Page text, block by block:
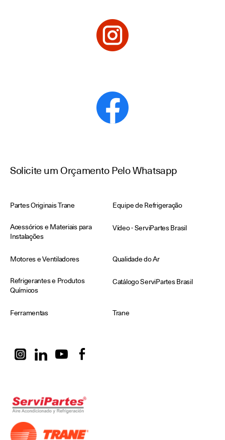
Solicite um Orçamento Pelo Whatsapp
Partes Originais Trane Equipe de Refrigeração
Acessórios e Materiais para
Instalações
Vídeo - ServiPartes Brasil
Motores e Ventiladores Qualidade do Ar
Refrigerantes e Produtos
Químicos
Catálogo ServiPartes Brasil
Ferramentas Trane